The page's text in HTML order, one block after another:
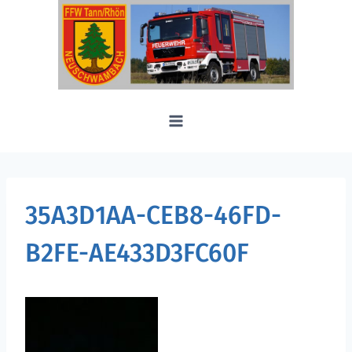
35A3D1AA-CEB8-46FD-
B2FE-AE433D3FC60F